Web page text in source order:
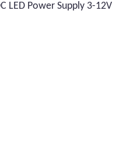
LED Power Supply 3-12V